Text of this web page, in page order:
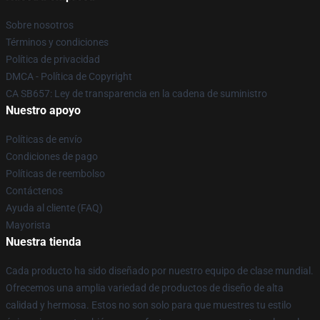
Sobre nosotros
Términos y condiciones
Política de privacidad
DMCA - Política de Copyright
CA SB657: Ley de transparencia en la cadena de suministro
Nuestro apoyo
Políticas de envío
Condiciones de pago
Políticas de reembolso
Contáctenos
Ayuda al cliente (FAQ)
Mayorista
Nuestra tienda
Cada producto ha sido diseñado por nuestro equipo de clase mundial.
Ofrecemos una amplia variedad de productos de diseño de alta
calidad y hermosa. Estos no son solo para que muestres tu estilo